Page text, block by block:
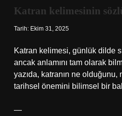
Katran kelimesinin
Tarih: Ekim 31, 2025
Katran kelimesi, günlük dilde
ancak anlamını tam olarak
yazıda, katranın ne
tarihsel önemini bilimsel bir
—